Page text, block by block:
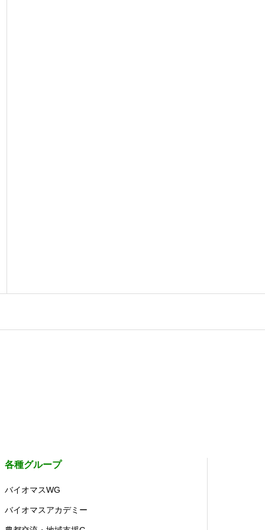
各種グループ
バイオマスWG
バイオマスアカデミー